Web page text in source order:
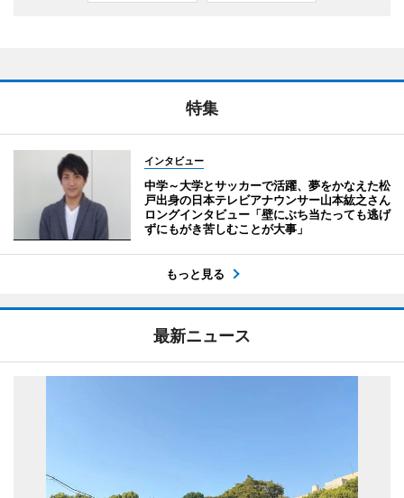
特集
インタビュー
中学～大学とサッカーで活躍、夢をかなえた松
戸出身の日本テレビアナウンサー山本紘之さん
ロングインタビュー「壁にぶち当たっても逃げ
ずにもがき苦しむことが大事」
もっと見る
最新ニュース